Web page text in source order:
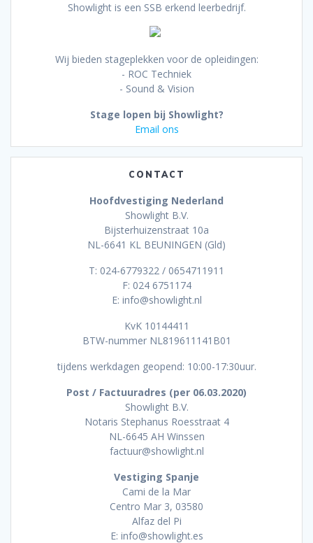
Showlight is een SSB erkend leerbedrijf.
Wij bieden stageplekken voor de opleidingen:
- ROC Techniek
- Sound & Vision
Stage lopen bij Showlight?
Email ons
CONTACT
Hoofdvestiging Nederland
Showlight B.V.
Bijsterhuizenstraat 10a
NL-6641 KL BEUNINGEN (Gld)
T: 024-6779322 / 0654711911
F: 024 6751174
E: info@showlight.nl
KvK 10144411
BTW-nummer NL819611141B01
tijdens werkdagen geopend: 10:00-17:30uur.
Post / Factuuradres (per 06.03.2020)
Showlight B.V.
Notaris Stephanus Roesstraat 4
NL-6645 AH Winssen
factuur@showlight.nl
Vestiging Spanje
Cami de la Mar
Centro Mar 3, 03580
Alfaz del Pi
E: info@showlight.es